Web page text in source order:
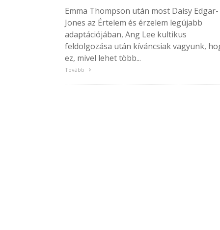
Emma Thompson után most Daisy Edgar-
Jones az Értelem és érzelem legújabb
adaptációjában, Ang Lee kultikus
feldolgozása után kíváncsiak vagyunk,
ez, mivel lehet több...
Tovább